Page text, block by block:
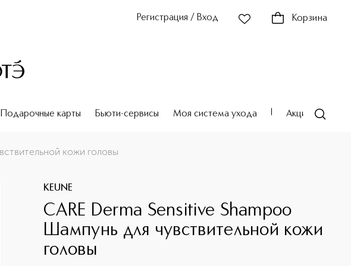
Регистрация / Вход Корзина
Подарочные карты Бьюти-сервисы Моя система ухода Акции
кожи головы
KEUNE
CARE Derma Sensitive Shampoo
Шампунь для чувствительной кожи
головы